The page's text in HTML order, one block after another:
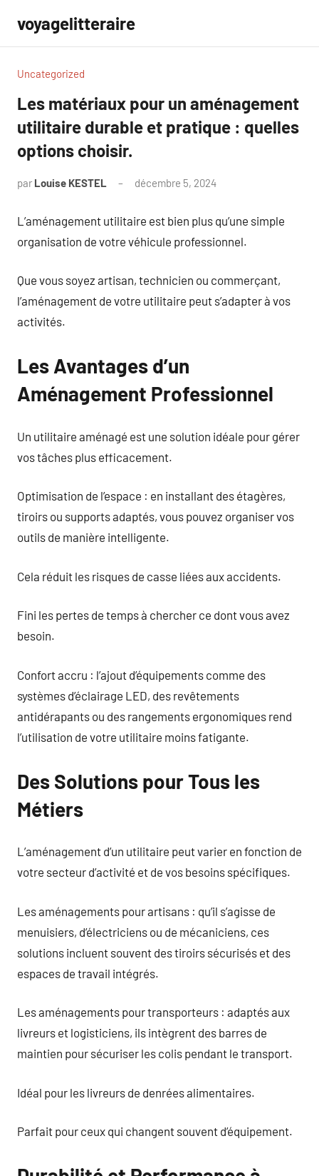
contenu
voyagelitteraire
Uncategorized
Les matériaux pour un aménagement
utilitaire durable et pratique : quelles
options choisir.
par Louise KESTEL décembre 5, 2024
L’aménagement utilitaire est bien plus qu’une simple
organisation de votre véhicule professionnel.
Que vous soyez artisan, technicien ou commerçant,
l’aménagement de votre utilitaire peut s’adapter à vos
activités.
Les Avantages d’un
Aménagement Professionnel
Un utilitaire aménagé est une solution idéale pour gérer
vos tâches plus efficacement.
Optimisation de l’espace : en installant des étagères,
tiroirs ou supports adaptés, vous pouvez organiser vos
outils de manière intelligente.
Cela réduit les risques de casse liées aux accidents.
Fini les pertes de temps à chercher ce dont vous avez
besoin.
Confort accru : l’ajout d’équipements comme des
systèmes d’éclairage LED, des revêtements
antidérapants ou des rangements ergonomiques rend
l’utilisation de votre utilitaire moins fatigante.
Des Solutions pour Tous les
Métiers
L’aménagement d’un utilitaire peut varier en fonction de
votre secteur d’activité et de vos besoins spécifiques.
Les aménagements pour artisans : qu’il s’agisse de
menuisiers, d’électriciens ou de mécaniciens, ces
solutions incluent souvent des tiroirs sécurisés et des
espaces de travail intégrés.
Les aménagements pour transporteurs : adaptés aux
livreurs et logisticiens, ils intègrent des barres de
maintien pour sécuriser les colis pendant le transport.
Idéal pour les livreurs de denrées alimentaires.
Parfait pour ceux qui changent souvent d’équipement.